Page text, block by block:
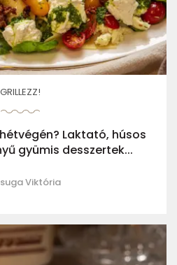
GRILLEZZ!
Laktató, húsos
gyümis desszertek...
Viktória